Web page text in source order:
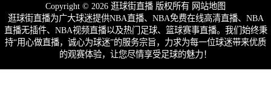
Copyright © 2026 逛球街直播 版权所有 网站地图
逛球街直播为广大球迷提供NBA直播、NBA免费在线高清直播、NBA
直播无插件、NBA视频直播以及热门足球、篮球赛事直播。我们始终秉
持“用心做直播，诚心为球迷”的服务宗旨，力求为每一位球迷带来优质
的观赛体验，让您尽情享受足球的魅力！